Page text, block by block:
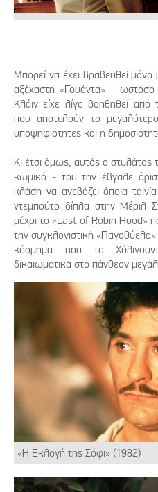
Μπορεί να έχει βραβευθεί
αξέχαστη «Γουάντα» -
Κλάιν είχε λίγο βοηθηθεί από
που αποτελούν το
υποψηφιότητες και η
Κι έτσι όμως, αυτός ο
κωμικό - του την έβγαλε
κλάση να ανεβάζει όποια
ντεμπούτο δίπλα στην Μέριλ
μέχρι το «Last of Robin Hood»
την συγκλονιστική
κόσμημα που το
δικαιωματικά στο πάνθεον
«Η Εκλογή της Σόφι» (1982)